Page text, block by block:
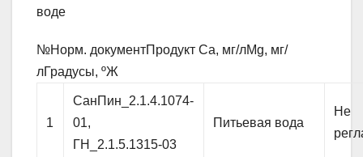
воде
№Норм. документПродукт Са, мг/лMg, мг/
лГрадусы, ºЖ
1
СанПин_2.1.4.1074-
01,
ГН_2.1.5.1315-03
Питьевая вода
Не